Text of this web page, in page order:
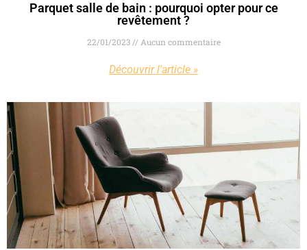
Parquet salle de bain : pourquoi opter pour ce
revêtement ?
22/01/2023 Aucun commentaire
Découvrir l'article »